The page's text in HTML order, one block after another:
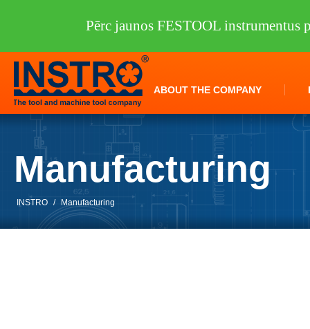
ABOUT THE COMPANY
Manufacturing
INSTRO / Manufacturing
Pērc jaunos FESTOOL instrumentus